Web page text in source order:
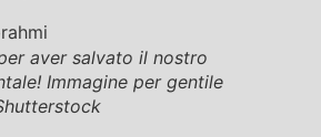
aver salvato il nostro
Immagine per gentile